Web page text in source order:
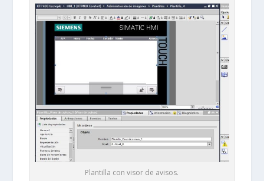
Plantilla con visor de avisos.